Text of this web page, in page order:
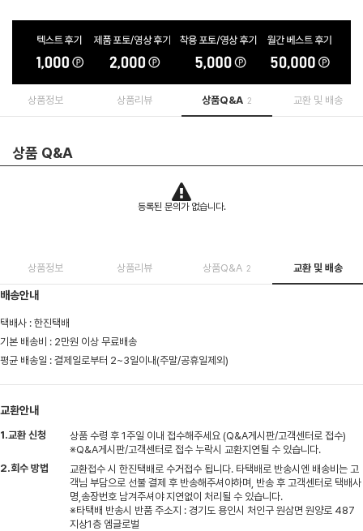
상품정보 상품리뷰 상품Q&A 2 교환 및 배송
상품 Q&A
등록된 문의가 없습니다.
상품정보 상품리뷰 상품Q&A 2 교환 및 배송
배송안내
택배사 : 한진택배
기본 배송비 : 2만원 이상 무료배송
평균 배송일 : 결제일로부터 2~3일이내(주말/공휴일제외)
교환안내
1.교환 신청
상품 수령 후 1주일 이내 접수해주세요 (Q&A게시판/고객센터로 접수)
※Q&A게시판/고객센터로 접수 누락시 교환지연될 수 있습니다.
2.회수 방법
교환접수 시 한진택배로 수거접수 됩니다. 타택배로 반송시엔 배송비는 고
객님 부담으로 선불 결제 후 반송해주셔야하며, 반송 후 고객센터로 택배사
명,송장번호 남겨주셔야 지연없이 처리될 수 있습니다.
※타택배 반송시 반품 주소지 : 경기도 용인시 처인구 원삼면 원양로 487
지상1층 엠글로벌